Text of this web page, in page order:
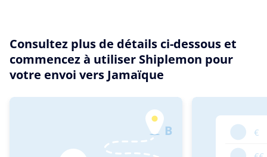
Consultez plus de détails ci-dessous et
commencez à utiliser Shiplemon pour
votre envoi vers Jamaïque